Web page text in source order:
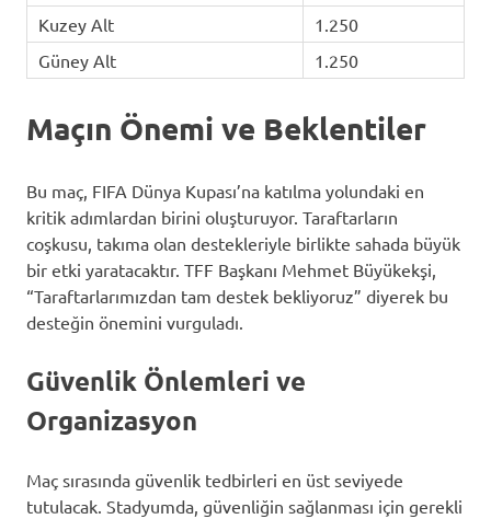
Kuzey Alt
1.250
Güney Alt
1.250
Maçın Önemi ve Beklentiler
Bu maç, FIFA Dünya Kupası’na katılma yolundaki en
kritik adımlardan birini oluşturuyor. Taraftarların
coşkusu, takıma olan destekleriyle birlikte sahada büyük
bir etki yaratacaktır. TFF Başkanı Mehmet Büyükekşi,
“Taraftarlarımızdan tam destek bekliyoruz” diyerek bu
desteğin önemini vurguladı.
Güvenlik Önlemleri ve
Organizasyon
Maç sırasında güvenlik tedbirleri en üst seviyede
tutulacak. Stadyumda, güvenliğin sağlanması için gerekli